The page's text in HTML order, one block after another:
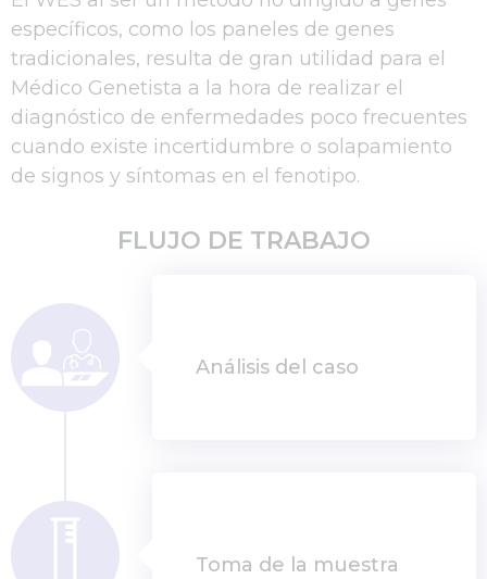
específicos, como los paneles de genes
tradicionales, resulta de gran utilidad para el
Médico Genetista a la hora de realizar el
diagnóstico de enfermedades poco frecuentes
cuando existe incertidumbre o solapamiento
de signos y síntomas en el fenotipo.
FLUJO DE TRABAJO
Análisis del caso
Toma de la muestra